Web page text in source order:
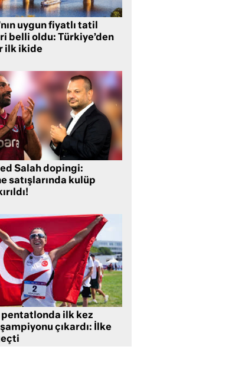
uygun fiyatlı tatil
belli oldu: Türkiye’den
ilk ikide
Salah dopingi:
satışlarında kulüp
pentatlonda ilk kez
çıkardı: İlke